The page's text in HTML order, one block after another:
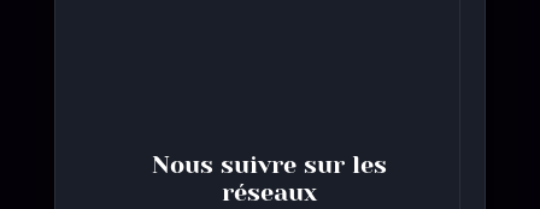
Nous suivre sur les
réseaux